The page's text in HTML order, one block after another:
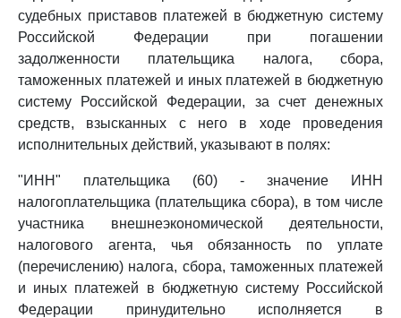
судебных приставов платежей в бюджетную систему
Российской Федерации при погашении
задолженности плательщика налога, сбора,
таможенных платежей и иных платежей в бюджетную
систему Российской Федерации, за счет денежных
средств, взысканных с него в ходе проведения
исполнительных действий, указывают в полях:
"ИНН" плательщика (60) - значение ИНН
налогоплательщика (плательщика сбора), в том числе
участника внешнеэкономической деятельности,
налогового агента, чья обязанность по уплате
(перечислению) налога, сбора, таможенных платежей
и иных платежей в бюджетную систему Российской
Федерации принудительно исполняется в